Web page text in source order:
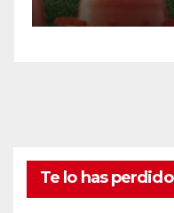
Te lo has perdido